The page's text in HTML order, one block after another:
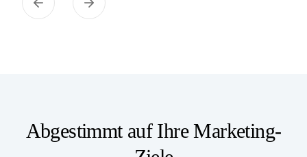
Abgestimmt auf Ihre Marketing-